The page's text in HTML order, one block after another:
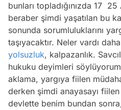
bunları topladığınızda 17 
beraber şimdi yaşatılan bu
sonunda sorumluluklarını
taşıyacaktır. Neler vardı
yolsuzluk, kalpazanlık.
hukuku deyimleri
aklama, yargıya fiilen
derken şimdi anayasayı
devlette benim bundan